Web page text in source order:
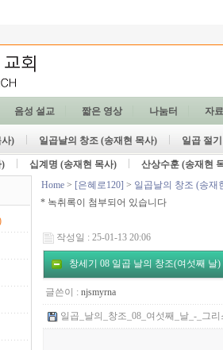
음성 설교 짧은 영상 나눔터 자
사) 일곱날의 창조 (송재현 목사) 일곱 절
) 십계명 (송재현 목사) 산상수훈 (송재현
Home > [은혜로120] > 일곱날의 창조 (송재
* 녹취록이 첨부되어 있습니다
작성일 : 25-01-13 20:06
창세기 08 일곱 날의 창조(여섯째 날
글쓴이 : njsmyrna
일곱_날의_창조_08_여섯째_날_-_그